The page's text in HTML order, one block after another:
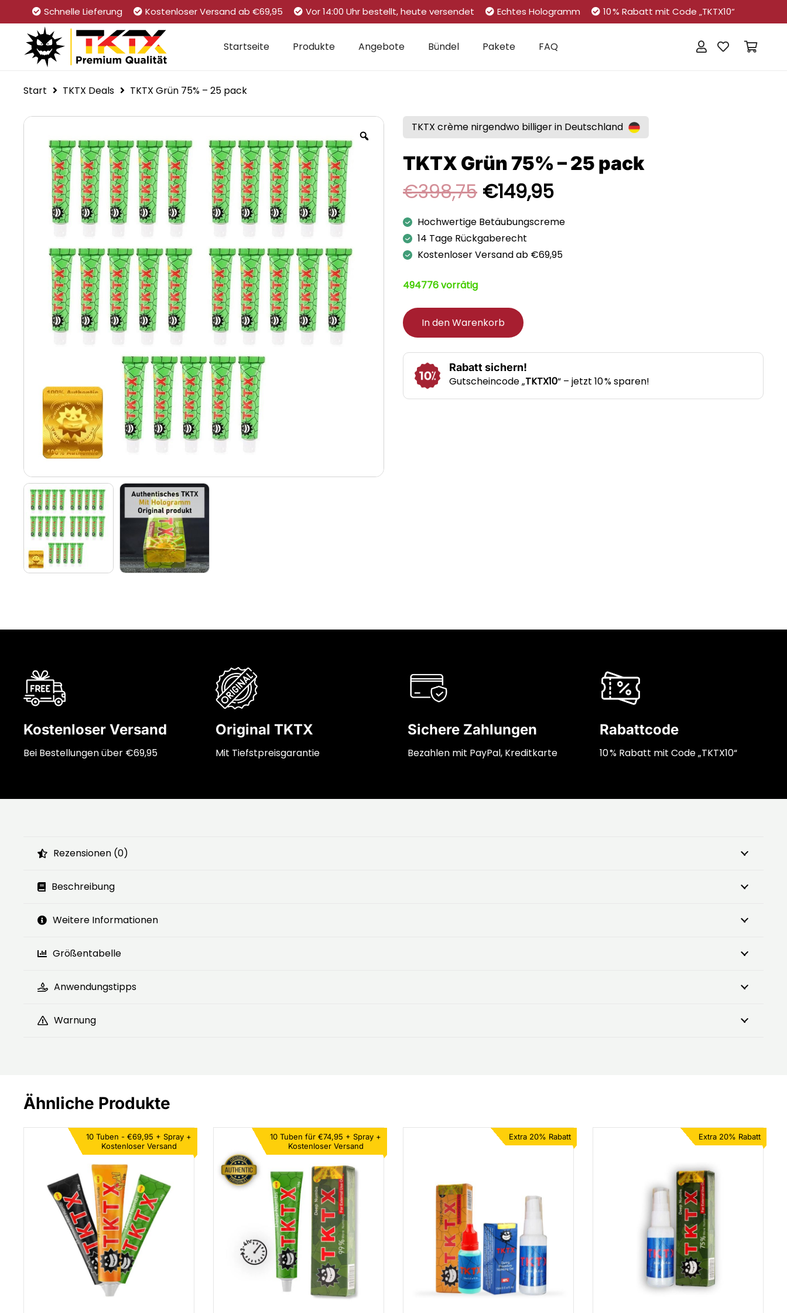
Schnelle Lieferung Kostenloser Versand ab €69,95 Vor 14:00 Uhr bestellt, heute versendet Echtes Hologramm 10 % Rabatt mit Code „TKTX10“
Startseite Produkte Angebote Bündel Pakete FAQ
Start TKTX Deals TKTX Grün 75% – 25 pack
TKTX crème nirgendwo billiger in Deutschland
TKTX Grün 75% – 25 pack
€398,75 Ursprünglicher
Preis
war:
€398,75
€149,95Aktueller
ist:
Hochwertige Betäubungscreme
14 Tage Rückgaberecht
Kostenloser Versand ab €69,95
494776 vorrätig
In den Warenkorb
Rabatt sichern!
Gutscheincode „TKTX10“ – jetzt 10 % sparen!
Kostenloser Versand
Bei Bestellungen über €69,95
Original TKTX
Mit Tiefstpreisgarantie
Sichere Zahlungen
Bezahlen mit PayPal, Kreditkarte
Rabattcode
10 % Rabatt mit Code „TKTX10“
Rezensionen (0)
Beschreibung
Weitere Informationen
Größentabelle
Anwendungstipps
Warnung
Ähnliche Produkte
10 Tuben - €69,95 + Spray +
Kostenloser Versand
10 Tuben für €74,95 + Spray +
Kostenloser Versand
Extra 20% Rabatt Extra 20% Rabatt